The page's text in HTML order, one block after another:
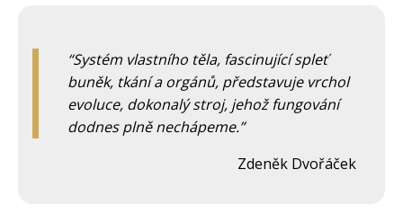
Systém vlastního těla, fascinující spleť
buněk, tkání a orgánů, představuje vrchol
evoluce, dokonalý stroj, jehož fungování
dodnes plně nechápeme.
Zdeněk Dvořáček